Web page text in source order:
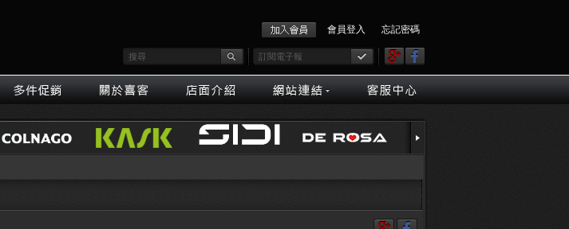
會員登入 忘記密碼